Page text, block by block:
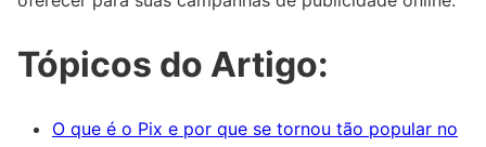
Tópicos do Artigo:
O que é o Pix e por que se tornou tão popular no